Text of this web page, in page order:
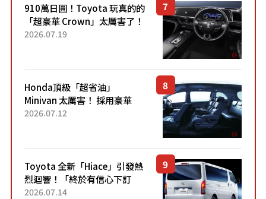
910萬日圓！Toyota 玩真的的
「超豪華 Crown」太厲害了！
採用由「匠人技藝」打造的
2026.07.19
Honda頂級「超省油」
Minivan 太厲害！ 採用豪華
「真皮座椅」與專屬「黑色內
「三...
2026.07.12
Toyota 全新「Hiace」引發熱
烈迴響！「終於有信心下訂
了！」「哪個等級交車最
2026.07.14